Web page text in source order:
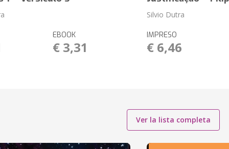
EBOOK
€ 3,31
Silvio Dutra
IMPRESO
€ 6,46
Ver la lista completa